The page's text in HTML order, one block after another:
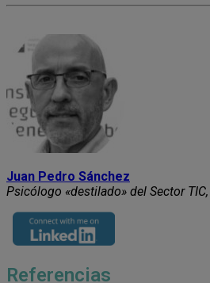
Juan Pedro Sánchez
Psicólogo «destilado» del Sector TIC,
Referencias